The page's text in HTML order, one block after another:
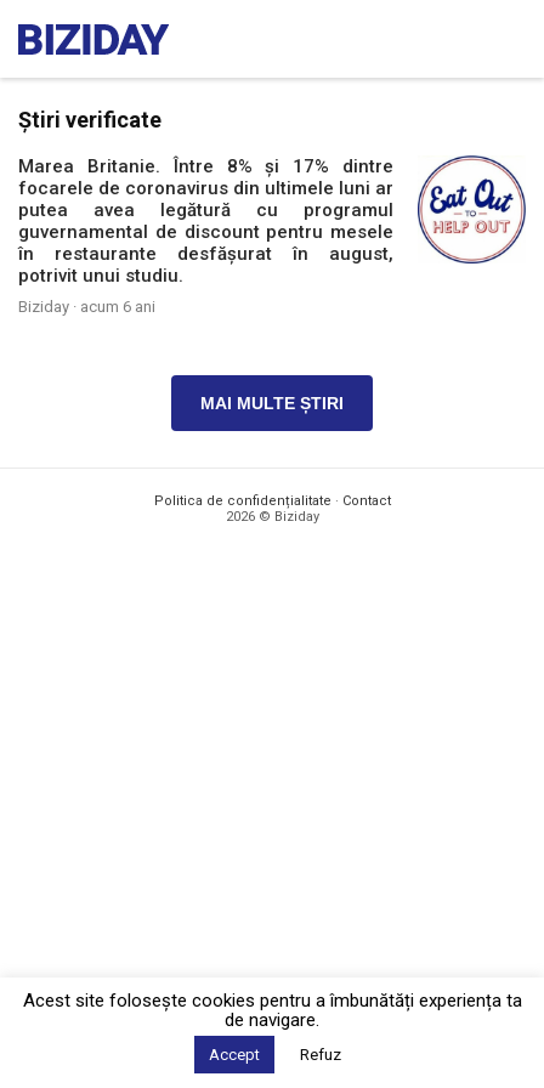
Știri verificate
Marea Britanie. Între 8% și 17% dintre
focarele de coronavirus din ultimele luni ar
putea avea legătură cu programul
guvernamental de discount pentru mesele
în restaurante desfășurat în august,
potrivit unui studiu.
Biziday · acum 6 ani
MAI MULTE ȘTIRI
Politica de confidențialitate · Contact
2026 © Biziday
Acest site foloseşte cookies pentru a îmbunătăți experiența ta
de navigare.
Accept Refuz